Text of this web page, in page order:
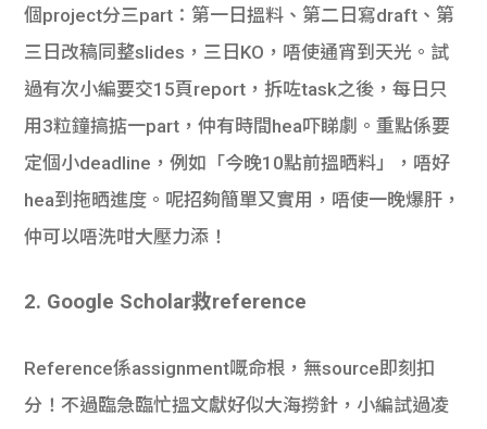
個project分三part：第一日搵料、第二日寫draft、第
三日改稿同整slides，三日KO，唔使通宵到天光。試
過有次小編要交15頁report，拆咗task之後，每日只
用3粒鐘搞掂一part，仲有時間hea吓睇劇。重點係要
定個小deadline，例如「今晚10點前搵晒料」，唔好
hea到拖晒進度。呢招夠簡單又實用，唔使一晚爆肝，
仲可以唔洗咁大壓力添！
2. Google Scholar救reference
Reference係assignment嘅命根，無source即刻扣
分！不過臨急臨忙搵文獻好似大海撈針，小編試過凌